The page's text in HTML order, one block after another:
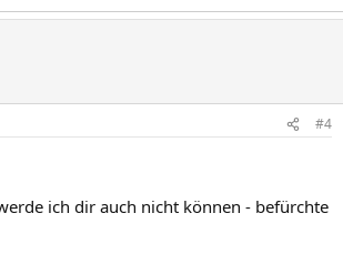
#4
ich dir auch nicht können - befürchte